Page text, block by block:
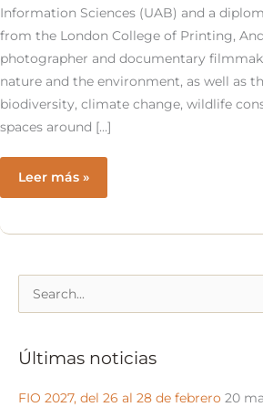
Information Sciences (UAB) and a
from the London College of Printing,
photographer and documentary
nature and the environment, as well as
biodiversity, climate change, wildlife
spaces around […]
Conversation
with
the
‘Panteras’
Leer más »
u
c
Últimas noticias
FIO 2027, del 26 al 28 de febrero 20